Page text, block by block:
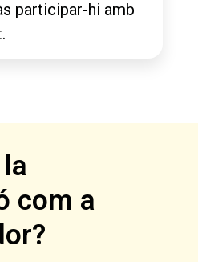
participar-hi amb
com a